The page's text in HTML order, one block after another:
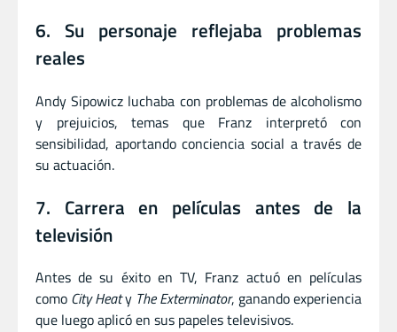
6. Su personaje reflejaba problemas
reales
Andy Sipowicz luchaba con problemas de alcoholismo
y prejuicios, temas que Franz interpretó con
sensibilidad, aportando conciencia social a través de
su actuación.
7. Carrera en películas antes de la
televisión
Antes de su éxito en TV, Franz actuó en películas
como City Heaty The Exterminator, ganando experiencia
que luego aplicó en sus papeles televisivos.